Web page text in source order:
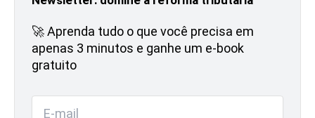
🚀 Aprenda tudo o que você precisa em
apenas 3 minutos e ganhe um e-book
gratuito